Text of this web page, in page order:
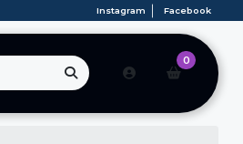
Instagram Facebook
0